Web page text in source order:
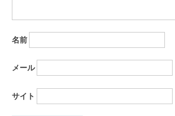
名前
メール
サイト